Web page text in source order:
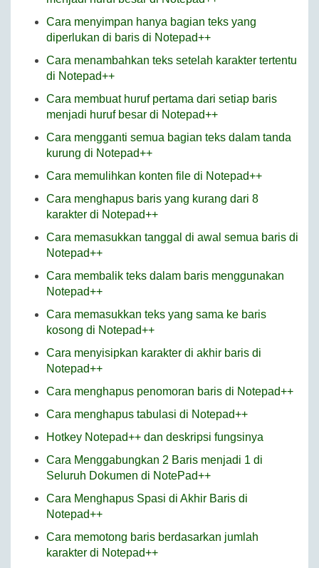
Cara menyimpan hanya bagian teks yang
diperlukan di baris di Notepad++
Cara menambahkan teks setelah karakter tertentu
di Notepad++
Cara membuat huruf pertama dari setiap baris
menjadi huruf besar di Notepad++
Cara mengganti semua bagian teks dalam tanda
kurung di Notepad++
Cara memulihkan konten file di Notepad++
Cara menghapus baris yang kurang dari 8
karakter di Notepad++
Cara memasukkan tanggal di awal semua baris di
Notepad++
Cara membalik teks dalam baris menggunakan
Notepad++
Cara memasukkan teks yang sama ke baris
kosong di Notepad++
Cara menyisipkan karakter di akhir baris di
Notepad++
Cara menghapus penomoran baris di Notepad++
Cara menghapus tabulasi di Notepad++
Hotkey Notepad++ dan deskripsi fungsinya
Cara Menggabungkan 2 Baris menjadi 1 di
Seluruh Dokumen di NotePad++
Cara Menghapus Spasi di Akhir Baris di
Notepad++
Cara memotong baris berdasarkan jumlah
karakter di Notepad++